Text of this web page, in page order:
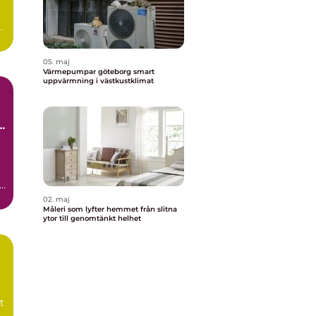
05. maj
Värmepumpar göteborg smart
uppvärmning i västkustklimat
02. maj
Måleri som lyfter hemmet från slitna
ytor till genomtänkt helhet